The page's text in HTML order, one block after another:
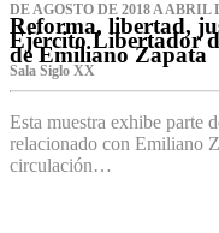
DE AGOSTO DE 2018 A ABRIL
Reforma, libertad,
Ejército Libertador
de Emiliano Zapata
Sala Siglo XX
Esta muestra exhibe parte
relacionado con Emiliano
circulación…